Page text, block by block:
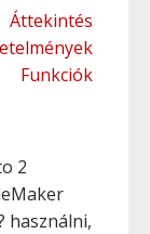
Áttekintés
Funkciók
2
használni,